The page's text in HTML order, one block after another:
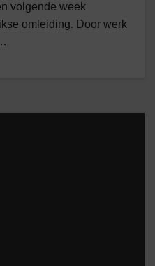
volgende week
omleiding. Door werk